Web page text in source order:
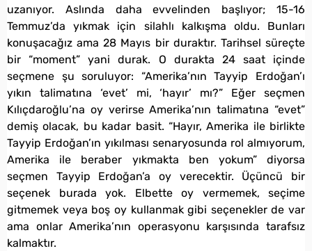
uzanıyor. Aslında daha evvelinden başlıyor; 15-16
Temmuz’da yıkmak için silahlı kalkışma oldu. Bunları
konuşacağız ama 28 Mayıs bir duraktır. Tarihsel süreçte
bir “moment” yani durak. O durakta 24 saat içinde
seçmene şu soruluyor: “Amerika’nın Tayyip Erdoğan’ı
yıkın talimatına ‘evet’ mi, ‘hayır’ mı?” Eğer seçmen
Kılıçdaroğlu’na oy verirse Amerika’nın talimatına “evet”
demiş olacak, bu kadar basit. “Hayır, Amerika ile birlikte
Tayyip Erdoğan’ın yıkılması senaryosunda rol almıyorum,
Amerika ile beraber yıkmakta ben yokum” diyorsa
seçmen Tayyip Erdoğan’a oy verecektir. Üçüncü bir
seçenek burada yok. Elbette oy vermemek, seçime
gitmemek veya boş oy kullanmak gibi seçenekler de var
ama onlar Amerika’nın operasyonu karşısında tarafsız
kalmaktır.